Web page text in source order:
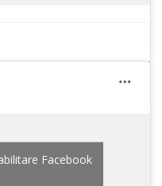
Facebook